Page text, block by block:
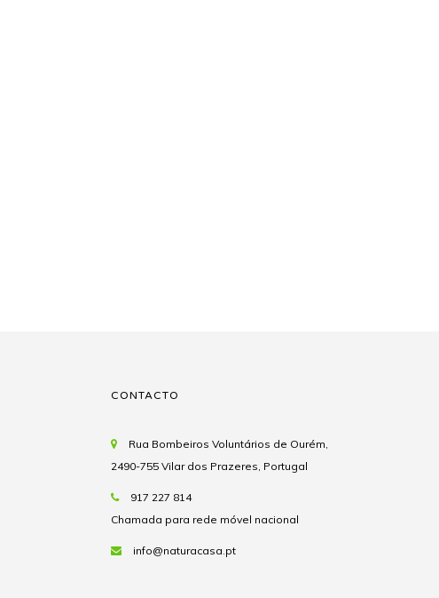
CONTACTO
Rua Bombeiros Voluntários de Ourém,
2490-755 Vilar dos Prazeres, Portugal
917 227 814
Chamada para rede móvel nacional
info@naturacasa.pt